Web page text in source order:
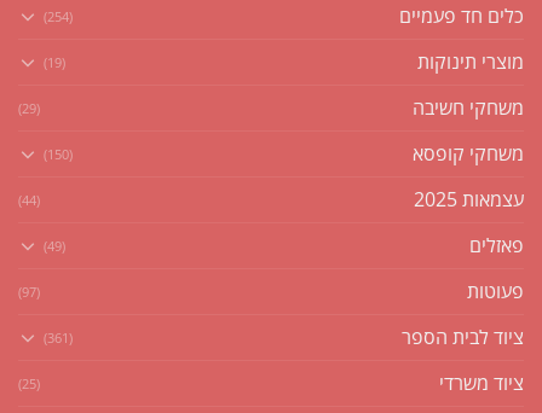
כלים חד פעמיים (254)
מוצרי תינוקות (19)
משחקי חשיבה (29)
משחקי קופסא (150)
עצמאות 2025 (44)
פאזלים (49)
פעוטות (97)
ציוד לבית הספר (361)
ציוד משרדי (25)